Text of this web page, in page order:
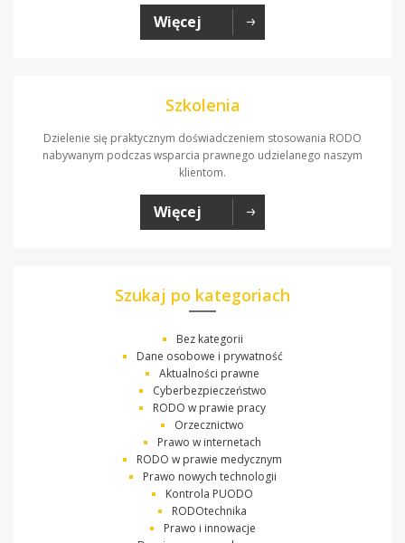
Więcej
Szkolenia
Dzielenie się praktycznym doświadczeniem stosowania RODO
nabywanym podczas wsparcia prawnego udzielanego naszym
klientom.
Więcej
Szukaj po kategoriach
Bez kategorii
Dane osobowe i prywatność
Aktualności prawne
Cyberbezpieczeństwo
RODO w prawie pracy
Orzecznictwo
Prawo w internetach
RODO w prawie medycznym
Prawo nowych technologii
Kontrola PUODO
RODOtechnika
Prawo i innowacje